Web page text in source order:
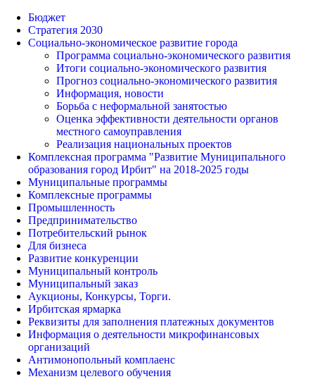
Бюджет
Стратегия 2030
Социально-экономическое развитие города
Программа социально-экономического развития
Итоги социально-экономического развития
Прогноз социально-экономического развития
Информация, новости
Борьба с неформальной занятостью
Оценка эффективности деятельности органов
местного самоуправления
Реализация национальных проектов
Комплексная программа "Развитие Муниципального
образования город Ирбит" на 2018-2025 годы
Муниципальные программы
Комплексные программы
Промышленность
Предпринимательство
Потребительский рынок
Для бизнеса
Развитие конкуренции
Муниципальный контроль
Муниципальный заказ
Аукционы, Конкурсы, Торги.
Ирбитская ярмарка
Реквизиты для заполнения платежных документов
Информация о деятельности микрофинансовых
организаций
Антимонопольный комплаенс
Механизм целевого обучения